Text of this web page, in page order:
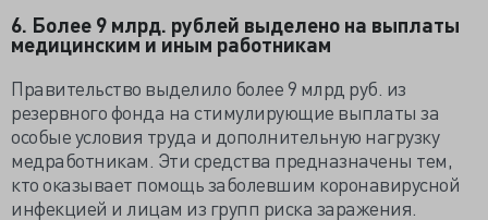
6. Более 9 млрд. рублей выделено на выплаты
медицинским и иным работникам
Правительство выделило более 9 млрд руб. из
резервного фонда на стимулирующие выплаты за
особые условия труда и дополнительную нагрузку
медработникам. Эти средства предназначены тем,
кто оказывает помощь заболевшим коронавирусной
инфекцией и лицам из групп риска заражения.